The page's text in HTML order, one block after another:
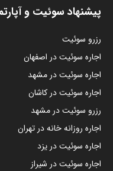
پیشنهاد سوئیت و
رزرو سوئیت
اجاره سوئیت در اصفهان
اجاره سوئیت در مشهد
اجاره سوئیت در کاشان
رزرو سوئیت در مشهد
اجاره روزانه خانه در تهران
اجاره سوئیت در یزد
اجاره سوئیت در شیراز